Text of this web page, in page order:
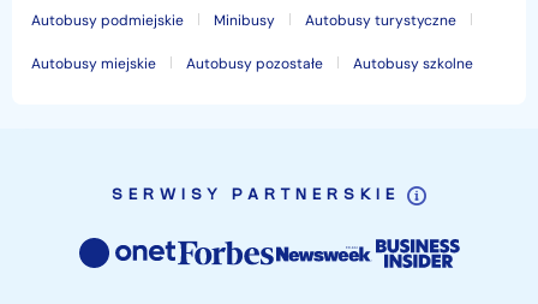
Autobusy podmiejskie Minibusy Autobusy turystyczne
Autobusy miejskie Autobusy pozostałe Autobusy szkolne
SERWISY PARTNERSKIE